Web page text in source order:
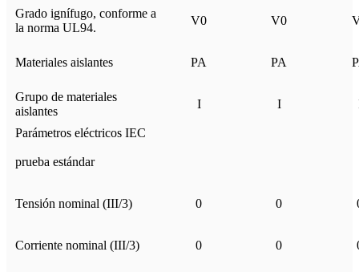
Grado ignífugo, conforme a
la norma UL94.
V0 V0
Materiales aislantes PA PA
Grupo de materiales
aislantes
I I
Parámetros eléctricos IEC
prueba estándar
Tensión nominal (III/3) 0 0
Corriente nominal (III/3) 0 0